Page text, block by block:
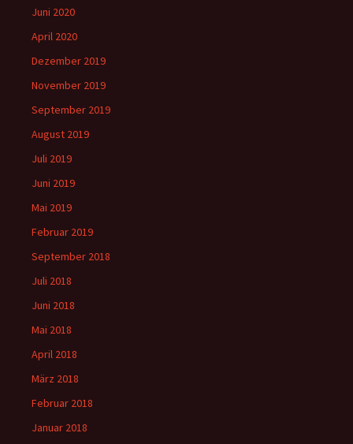
Juni 2020
April 2020
Dezember 2019
November 2019
September 2019
August 2019
Juli 2019
Juni 2019
Mai 2019
Februar 2019
September 2018
Juli 2018
Juni 2018
Mai 2018
April 2018
März 2018
Februar 2018
Januar 2018